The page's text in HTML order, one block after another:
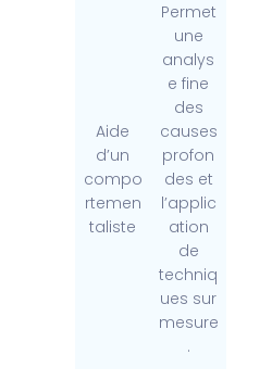
Aide
d’un
compo
rtemen
taliste
Permet
une
analys
e fine
des
causes
profon
des et
l’applic
ation
de
techniq
ues sur
mesure
.